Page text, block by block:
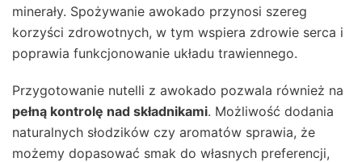
minerały. Spożywanie awokado przynosi szereg
korzyści zdrowotnych, w tym wspiera zdrowie serca i
poprawia funkcjonowanie układu trawiennego.
Przygotowanie nutelli z awokado pozwala również na
pełną kontrolę nad składnikami. Możliwość dodania
naturalnych słodzików czy aromatów sprawia, że
możemy dopasować smak do własnych preferencji,